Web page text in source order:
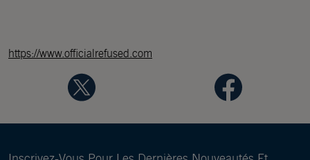
https://www.officialrefused.com